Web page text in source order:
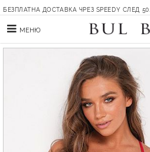
БЕЗПЛАТНА ДОСТАВКА ЧРЕЗ SPEEDY СЛЕД
МЕНЮ